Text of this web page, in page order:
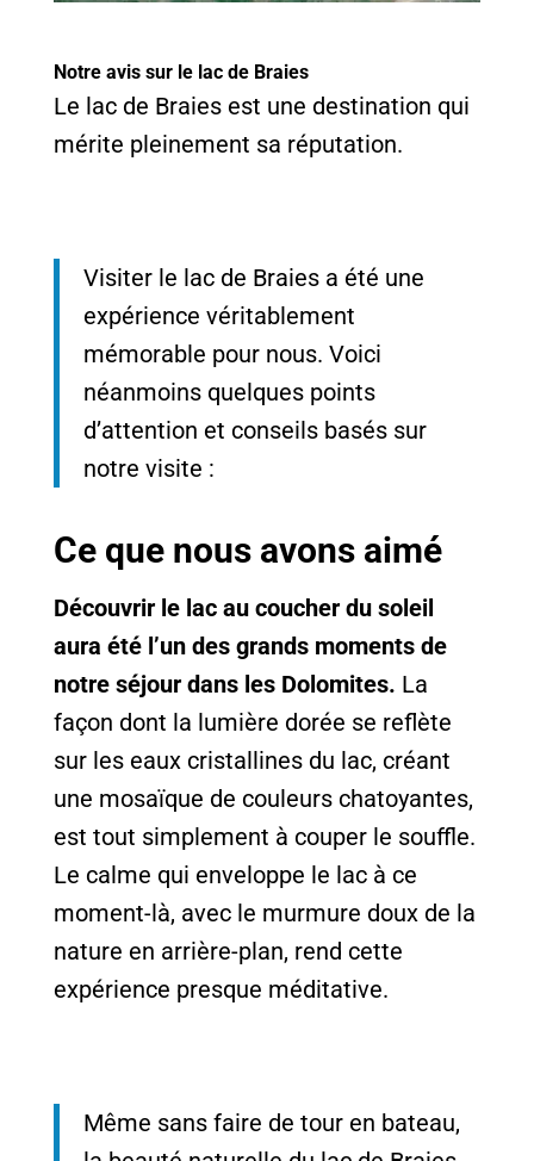
Notre avis sur le lac de Braies
Le lac de Braies est une destination qui
mérite pleinement sa réputation.
Visiter le lac de Braies a été une
expérience véritablement
mémorable pour nous. Voici
néanmoins quelques points
d’attention et conseils basés sur
notre visite :
Ce que nous avons aimé
Découvrir le lac au coucher du soleil
aura été l’un des grands moments de
notre séjour dans les Dolomites. La
façon dont la lumière dorée se reflète
sur les eaux cristallines du lac, créant
une mosaïque de couleurs chatoyantes,
est tout simplement à couper le souffle.
Le calme qui enveloppe le lac à ce
moment-là, avec le murmure doux de la
nature en arrière-plan, rend cette
expérience presque méditative.
Même sans faire de tour en bateau,